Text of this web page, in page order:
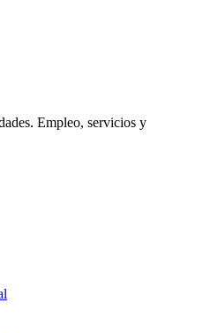
Empleo, servicios y